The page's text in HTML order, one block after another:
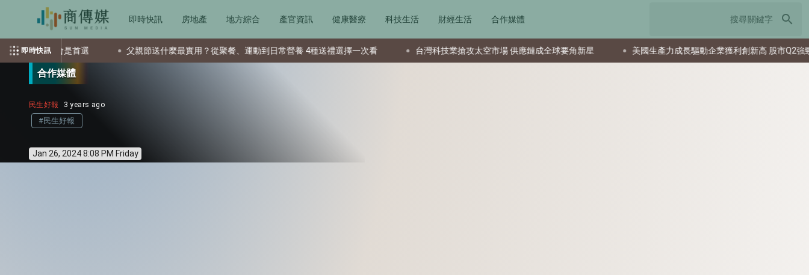
即時快訊 房地產 地方綜合 產官資訊 健康醫療 科技生活 財經生活 合作媒體 search
即時快訊
是首選 父親節送什麼最實用？從聚餐、運動到日常營養 4種送禮選擇一次看 台灣科技業搶攻太空市場 供應鏈成全球要角新星 美國生產力成長驅動企業獲利創新高 股市Q2強勁反彈
合作媒體
民生好報 3 years ago
#民生好報
Jan 26, 2024 8:08 PM Friday